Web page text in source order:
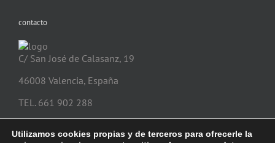
contacto
C/ San José de Calasanz, 19
46008 Valencia, España
TEL. 661 902 288
Utilizamos cookies propias y de terceros para ofrecerle la